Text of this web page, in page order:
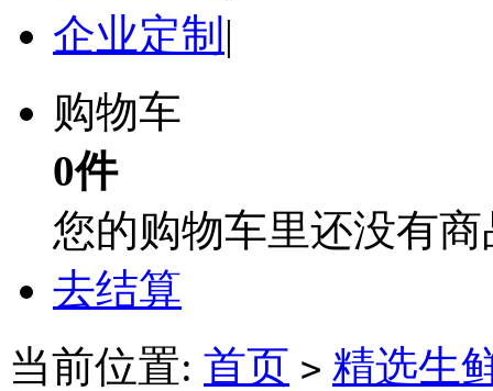
企业定制|
购物车
0件
您的购物车里还没有
去结算
当前位置: 首页 > 精选生